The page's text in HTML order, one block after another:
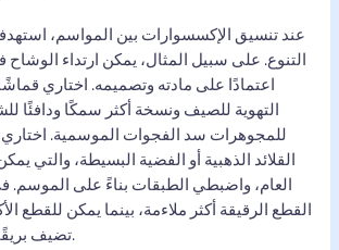
عند تنسيق الإكسسوارات بين المواسم،
التنوع. على سبيل المثال، يمكن ارتداء
اعتمادًا على مادته وتصميمه. اختاري
التهوية للصيف ونسخة أكثر سمكًا ودافئًا
للمجوهرات سد الفجوات الموسمية. اختاري
القلائد الذهبية أو الفضية البسيطة، والتي
العام، واضبطي الطبقات بناءً على
القطع الرقيقة أكثر ملاءمة، بينما يمكن للقطع
تضيف بريقًا إلى ملابس الشتاء.